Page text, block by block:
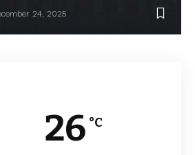
24, 2025
26 °C